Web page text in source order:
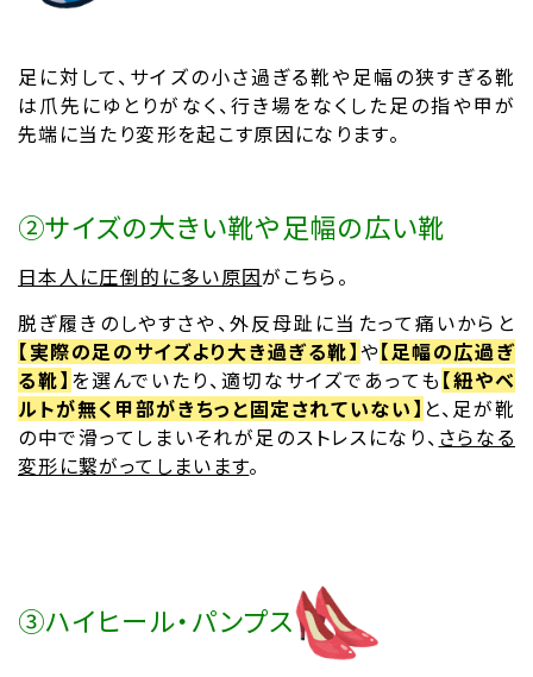
足に対して、サイズの小さ過ぎる靴や足幅の狭すぎる靴
は爪先にゆとりがなく、行き場をなくした足の指や甲が
先端に当たり変形を起こす原因になります。
➁サイズの大きい靴や足幅の広い靴
日本人に圧倒的に多い原因がこちら。
脱ぎ履きのしやすさや、外反母趾に当たって痛いからと
【実際の足のサイズより大き過ぎる靴】 や 【足幅の広過ぎ
る靴】 を選んでいたり、適切なサイズであっても 【紐やベ
ルトが無く甲部がきちっと固定されていない】 と、足が靴
の中で滑ってしまいそれが足のストレスになり、 さらなる
変形に繋がってしまいます。
➂ハイヒール・パンプス